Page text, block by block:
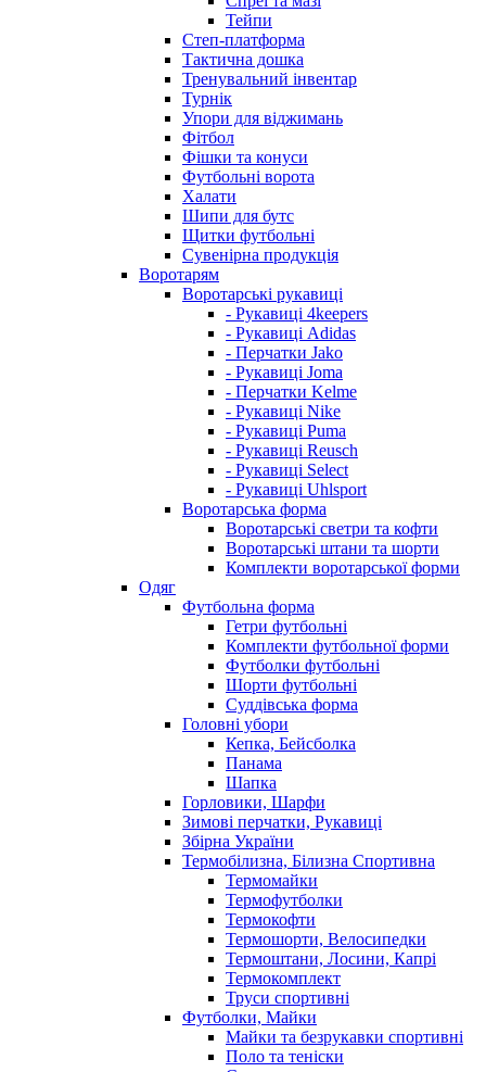
Тейпи
Степ-платформа
Тактична дошка
Тренувальний інвентар
Турнік
Упори для віджимань
Фітбол
Фішки та конуси
Футбольні ворота
Халати
Шипи для бутс
Щитки футбольні
Сувенірна продукція
Воротарям
Воротарські рукавиці
- Рукавиці 4keepers
- Рукавиці Adidas
- Перчатки Jako
- Рукавиці Joma
- Перчатки Kelme
- Рукавиці Nike
- Рукавиці Puma
- Рукавиці Reusch
- Рукавиці Select
- Рукавиці Uhlsport
Воротарська форма
Воротарські светри та кофти
Воротарські штани та шорти
Комплекти воротарської форми
Одяг
Футбольна форма
Гетри футбольні
Комплекти футбольної форми
Футболки футбольні
Шорти футбольні
Суддівська форма
Головні убори
Кепка, Бейсболка
Панама
Шапка
Горловики, Шарфи
Зимові перчатки, Рукавиці
Збірна України
Термобілизна, Білизна Спортивна
Термомайки
Термофутболки
Термокофти
Термошорти, Велосипедки
Термоштани, Лосини, Капрі
Термокомплект
Труси спортивні
Футболки, Майки
Майки та безрукавки спортивні
Поло та теніски